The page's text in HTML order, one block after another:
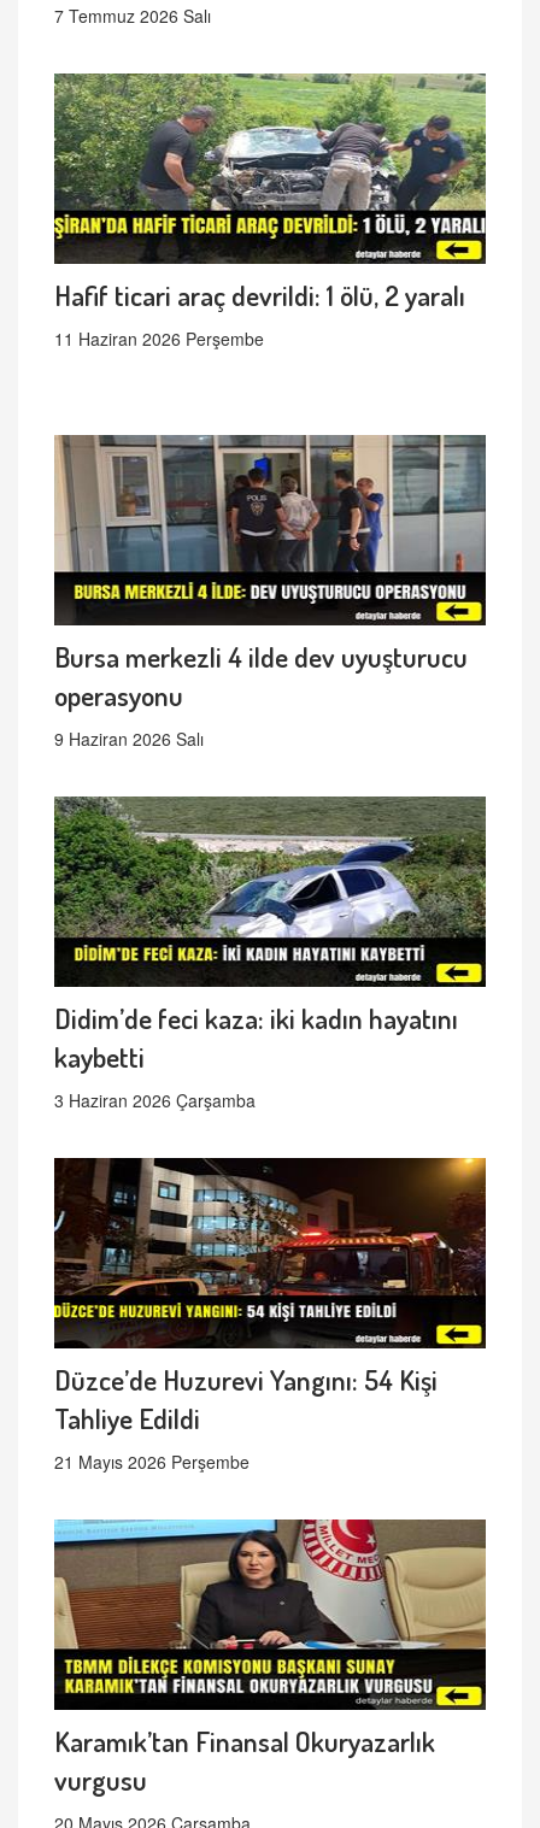
7 Temmuz 2026 Salı
Hafif ticari araç devrildi: 1 ölü, 2 yaralı
11 Haziran 2026 Perşembe
Bursa merkezli 4 ilde dev uyuşturucu
operasyonu
9 Haziran 2026 Salı
Didim’de feci kaza: iki kadın hayatını
kaybetti
3 Haziran 2026 Çarşamba
Düzce’de Huzurevi Yangını: 54 Kişi
Tahliye Edildi
21 Mayıs 2026 Perşembe
Karamık’tan Finansal Okuryazarlık
vurgusu
20 Mayıs 2026 Çarşamba